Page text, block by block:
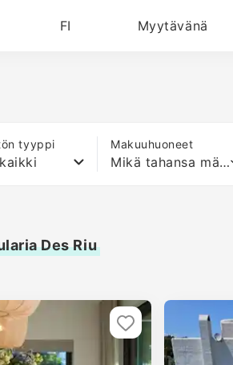
FI Myytävänä
tyyppi Makuuhuoneet
Mikä tahansa määrä sänkyjä
Des Riu